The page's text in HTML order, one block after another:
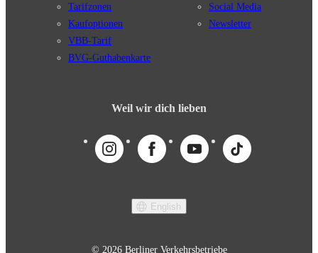
Tarifzonen
Kaufoptionen
VBB-Tarif
BVG-Guthabenkarte
Social Media
Newsletter
Weil wir dich lieben
English
© 2026 Berliner Verkehrsbetriebe